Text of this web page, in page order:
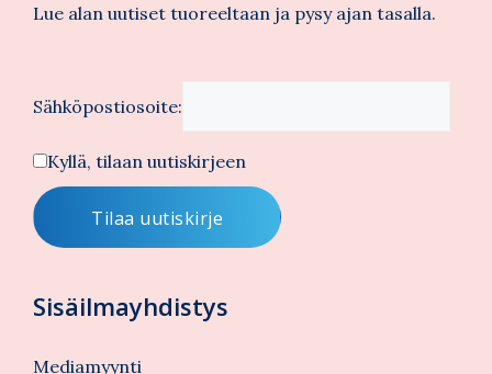
Lue alan uutiset tuoreeltaan ja pysy ajan tasalla.
Sähköpostiosoite:
Kyllä, tilaan uutiskirjeen
Sisäilmayhdistys
Mediamyynti